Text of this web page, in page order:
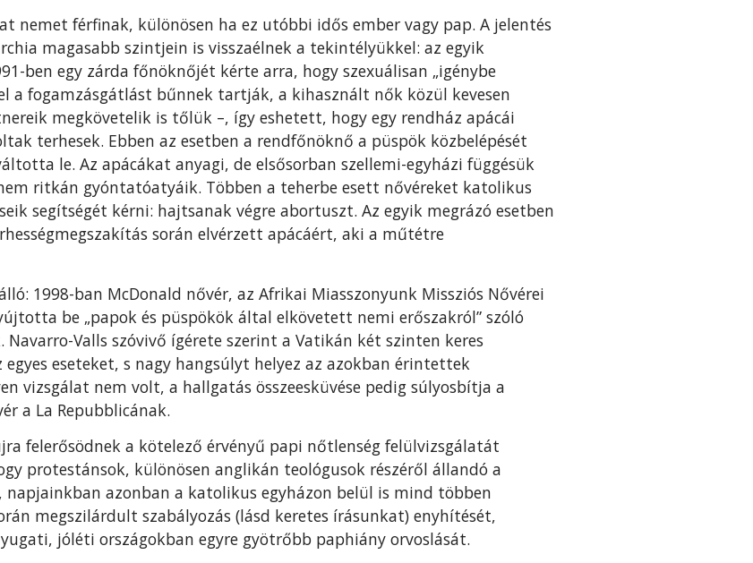
nemet férfinak, különösen ha ez utóbbi idős ember vagy pap. A jelentés
magasabb szintjein is visszaélnek a tekintélyükkel: az egyik
ben egy zárda főnöknőjét kérte arra, hogy szexuálisan „igénybe
a fogamzásgátlást bűnnek tartják, a kihasznált nők közül kevesen
megkövetelik is tőlük –, így eshetett, hogy egy rendház apácái
terhesek. Ebben az esetben a rendfőnöknő a püspök közbelépését
le. Az apácákat anyagi, de elsősorban szellemi-egyházi függésük
ritkán gyóntatóatyáik. Többen a teherbe esett nővéreket katolikus
segítségét kérni: hajtsanak végre abortuszt. Az egyik megrázó esetben
során elvérzett apácáért, aki a műtétre
1998-ban McDonald nővér, az Afrikai Miasszonyunk Missziós Nővérei
be „papok és püspökök által elkövetett nemi erőszakról” szóló
Valls szóvivő ígérete szerint a Vatikán két szinten keres
eseteket, s nagy hangsúlyt helyez az azokban érintettek
vizsgálat nem volt, a hallgatás összeesküvése pedig súlyosbítja a
a La Repubblicának.
felerősödnek a kötelező érvényű papi nőtlenség felülvizsgálatát
protestánsok, különösen anglikán teológusok részéről állandó a
azonban a katolikus egyházon belül is mind többen
megszilárdult szabályozás (lásd keretes írásunkat) enyhítését,
jóléti országokban egyre gyötrőbb paphiány orvoslását.